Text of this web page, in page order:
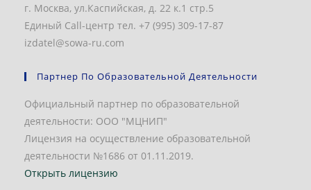
г. Москва, ул.Каспийская, д. 22 к.1 стр.5
Единый Call-центр тел. +7 (995) 309-17-87
izdatel@sowa-ru.com
Партнер По Образовательной Деятельности
Официальный партнер по образовательной
деятельности: ООО "МЦНИП"
Лицензия на осуществление образовательной
деятельности №1686 от 01.11.2019.
Открыть лицензию